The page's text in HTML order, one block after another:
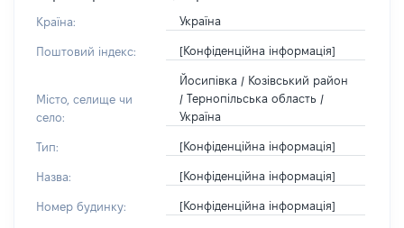
Країна: Україна
Поштовий індекс: [Конфіденційна інформація]
Місто, селище чи
село:
Йосипівка / Козівський район
/ Тернопільська область /
Україна
Тип: [Конфіденційна інформація]
Назва: [Конфіденційна інформація]
Номер будинку: [Конфіденційна інформація]